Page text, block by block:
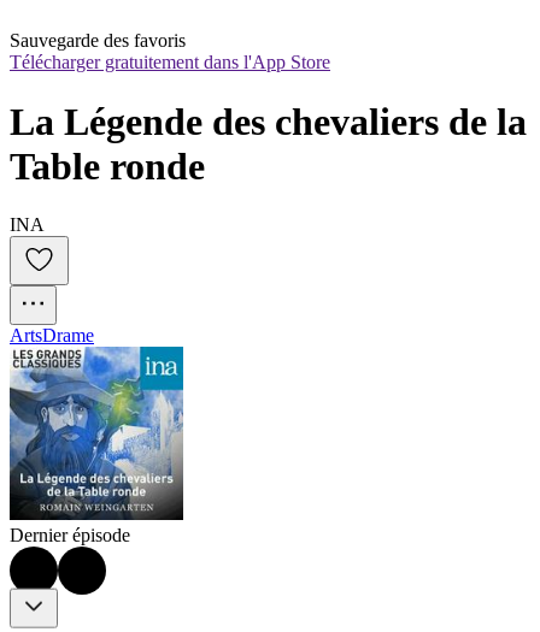
Sauvegarde des favoris
Télécharger gratuitement dans l'App Store
La Légende des chevaliers de la
Table ronde
INA
ArtsDrame
Dernier épisode